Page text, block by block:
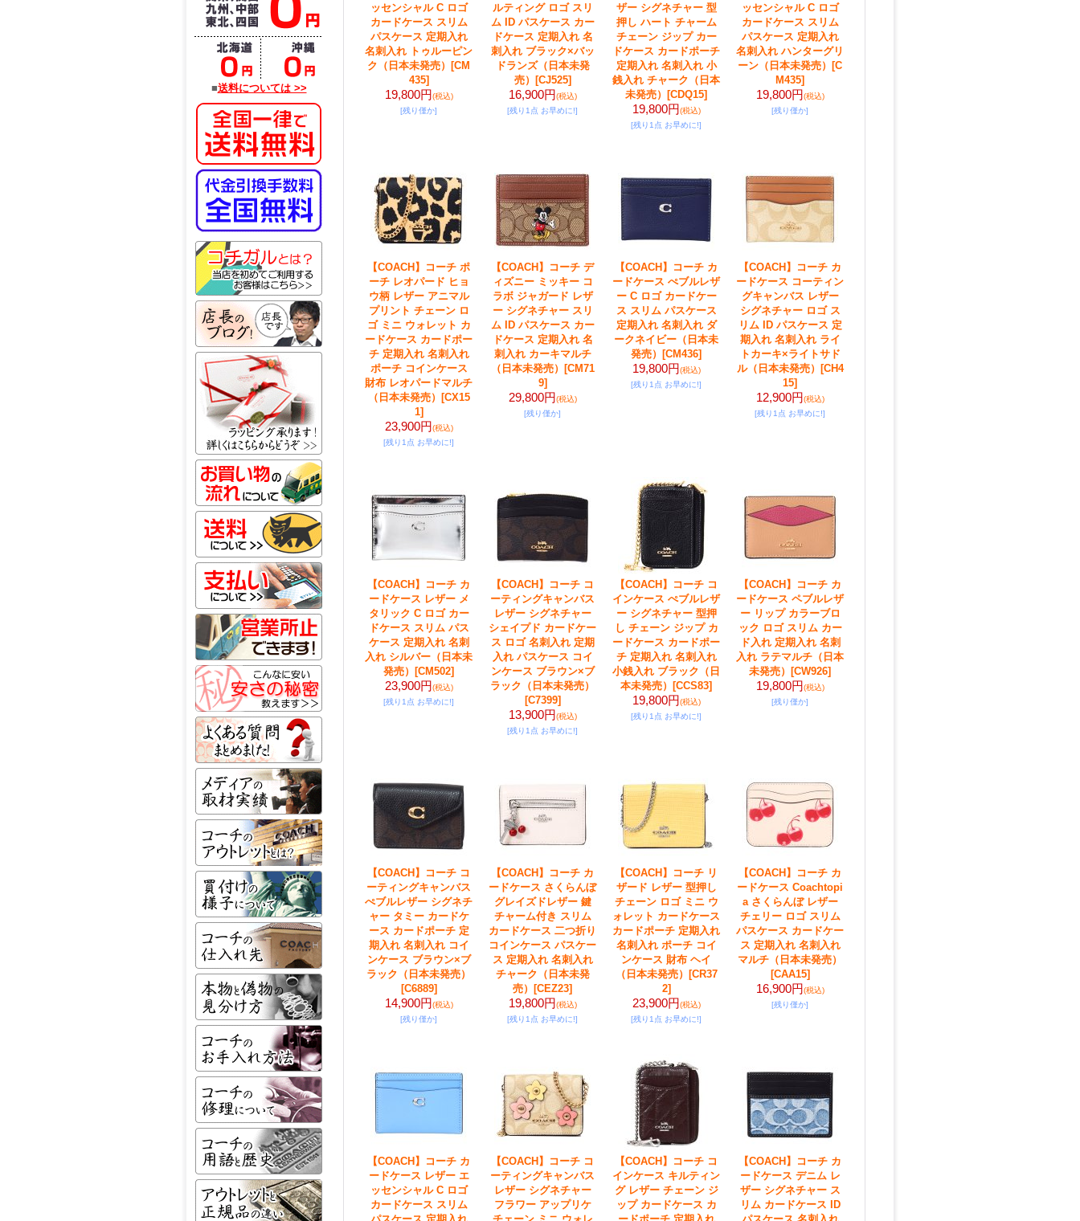
■送料については >>
ッセンシャル C ロゴ
カードケース スリム
パスケース 定期入れ
名刺入れ トゥルーピン
ク（日本未発売）
[CM
435]
19,800円(税込)
[残り僅か]
ルティング ロゴ スリ
ム ID パスケース カー
ドケース 定期入れ 名
刺入れ ブラック×バッ
ドランズ（日本未発
売）
[CJ525]
16,900円(税込)
[残り1点 お早めに!]
ザー シグネチャー 型
押し ハート チャーム
チェーン ジップ カー
ドケース カードポーチ
定期入れ 名刺入れ 小
銭入れ チャーク（日本
未発売）
[CDQ15]
19,800円(税込)
[残り1点 お早めに!]
ッセンシャル C ロゴ
カードケース スリム
パスケース 定期入れ
名刺入れ ハンターグリ
ーン（日本未発売）
[C
M435]
19,800円(税込)
[残り僅か]
【COACH】コーチ ポ
ーチ レオパード ヒョ
ウ柄 レザー アニマル
プリント チェーン ロ
ゴ ミニ ウォレット カ
ードケース カードポー
チ 定期入れ 名刺入れ
ポーチ コインケース
財布 レオパードマルチ
（日本未発売）
[CX15
1]
23,900円(税込)
[残り1点 お早めに!]
【COACH】コーチ デ
ィズニー ミッキー コ
ラボ ジャガード レザ
ー シグネチャー スリ
ム ID パスケース カー
ドケース 定期入れ 名
刺入れ カーキマルチ
（日本未発売）
[CM71
9]
29,800円(税込)
[残り僅か]
【COACH】コーチ カ
ードケース ぺブルレザ
ー C ロゴ カードケー
ス スリム パスケース
定期入れ 名刺入れ ダ
ークネイビー（日本未
発売）
[CM436]
19,800円(税込)
[残り1点 お早めに!]
【COACH】コーチ カ
ードケース コーティン
グキャンバス レザー
シグネチャー ロゴ ス
リム ID パスケース 定
期入れ 名刺入れ ライ
トカーキ×ライトサド
ル（日本未発売）
[CH4
15]
12,900円(税込)
[残り1点 お早めに!]
【COACH】コーチ カ
ードケース レザー メ
タリック C ロゴ カー
ドケース スリム パス
ケース 定期入れ 名刺
入れ シルバー（日本未
発売）
[CM502]
23,900円(税込)
[残り1点 お早めに!]
【COACH】コーチ コ
ーティングキャンバス
レザー シグネチャー
シェイプド カードケー
ス ロゴ 名刺入れ 定期
入れ パスケース コイ
ンケース ブラウン×ブ
ラック（日本未発売）
[C7399]
13,900円(税込)
[残り1点 お早めに!]
【COACH】コーチ コ
インケース ぺブルレザ
ー シグネチャー 型押
し チェーン ジップ カ
ードケース カードポー
チ 定期入れ 名刺入れ
小銭入れ ブラック（日
本未発売）
[CCS83]
19,800円(税込)
[残り1点 お早めに!]
【COACH】コーチ カ
ードケース ペブルレザ
ー リップ カラーブロ
ック ロゴ スリム カー
ド入れ 定期入れ 名刺
入れ ラテマルチ（日本
未発売）
[CW926]
19,800円(税込)
[残り僅か]
【COACH】コーチ コ
ーティングキャンバス
ぺブルレザー シグネチ
ャー タミー カードケ
ース カードポーチ 定
期入れ 名刺入れ コイ
ンケース ブラウン×ブ
ラック（日本未発売）
[C6889]
14,900円(税込)
[残り僅か]
【COACH】コーチ カ
ードケース さくらんぼ
グレイズドレザー 鍵
チャーム付き スリム
カードケース 二つ折り
コインケース パスケー
ス 定期入れ 名刺入れ
チャーク（日本未発
売）
[CEZ23]
19,800円(税込)
[残り1点 お早めに!]
【COACH】コーチ リ
ザード レザー 型押し
チェーン ロゴ ミニ ウ
ォレット カードケース
カードポーチ 定期入れ
名刺入れ ポーチ コイ
ンケース 財布 ヘイ
（日本未発売）
[CR37
2]
23,900円(税込)
[残り1点 お早めに!]
【COACH】コーチ カ
ードケース Coachtopi
a さくらんぼ レザー
チェリー ロゴ スリム
パスケース カードケー
ス 定期入れ 名刺入れ
マルチ（日本未発売）
[CAA15]
16,900円(税込)
[残り僅か]
【COACH】コーチ カ
ードケース レザー エ
ッセンシャル C ロゴ
カードケース スリム
【COACH】コーチ コ
ーティングキャンバス
レザー シグネチャー
フラワー アップリケ
【COACH】コーチ コ
インケース キルティン
グ レザー チェーン ジ
ップ カードケース カ
【COACH】コーチ カ
ードケース デニム レ
ザー シグネチャー ス
リム カードケース ID